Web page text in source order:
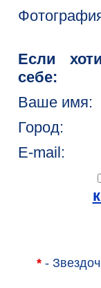
Если
себе:
Ваше имя:
Город:
E-mail:
*-